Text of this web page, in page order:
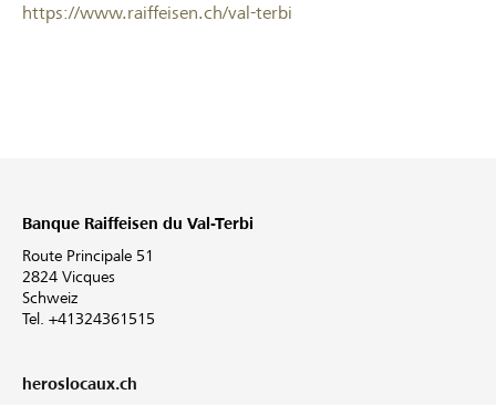
https://www.raiffeisen.ch/val-terbi
Banque Raiffeisen du Val-Terbi
Route Principale 51
2824 Vicques
Schweiz
Tel. +41324361515
heroslocaux.ch